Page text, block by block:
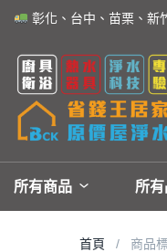
彰化、台中、苗栗、新
所有商品 所
首頁 商品